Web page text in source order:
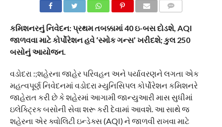
કમિશનરનું નિવેદન: પ્રથમ તબક્કામાં 40 ઇ-બસ દોડશે, AQI
જાળવવા માટે કોર્પોરેશન હવે ‘સ્મોક ગન્સ’ ખરીદશે; કુલ 250
બસોનું આયોજન.
વડોદરા :;શહેરના જાહેર પરિવહન અને પર્યાવરણને લગતા એક
મહત્વપૂર્ણ નિવેદનમાં વડોદરા મ્યુનિસિપલ કોર્પોરેશન કમિશનરે
જાહેરાત કરી છે કે શહેરમાં આગામી જાન્યુઆરી માસ સુધીમાં
ઇલેક્ટ્રિક બસોની સેવા શરૂ કરી દેવામાં આવશે. આ સાથે જ
શહેરના એર ક્વોલિટી ઇન્ડેક્સ (AQI) ને જાળવી રાખવા માટે